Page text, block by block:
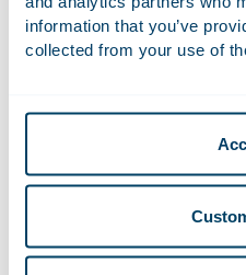
information that you’ve
collected from your use of
hoge consumentenprijzen
zouden ontmoedigen. Hier
door labels EU-proof te
landen kunnen inkopen
Casestudy: de
Een voorbeeld van een
gebrek aan concurrentie en